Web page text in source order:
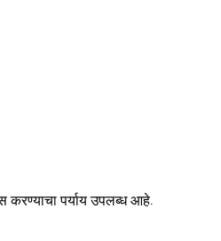
करण्याचा पर्याय उपलब्ध आहे.